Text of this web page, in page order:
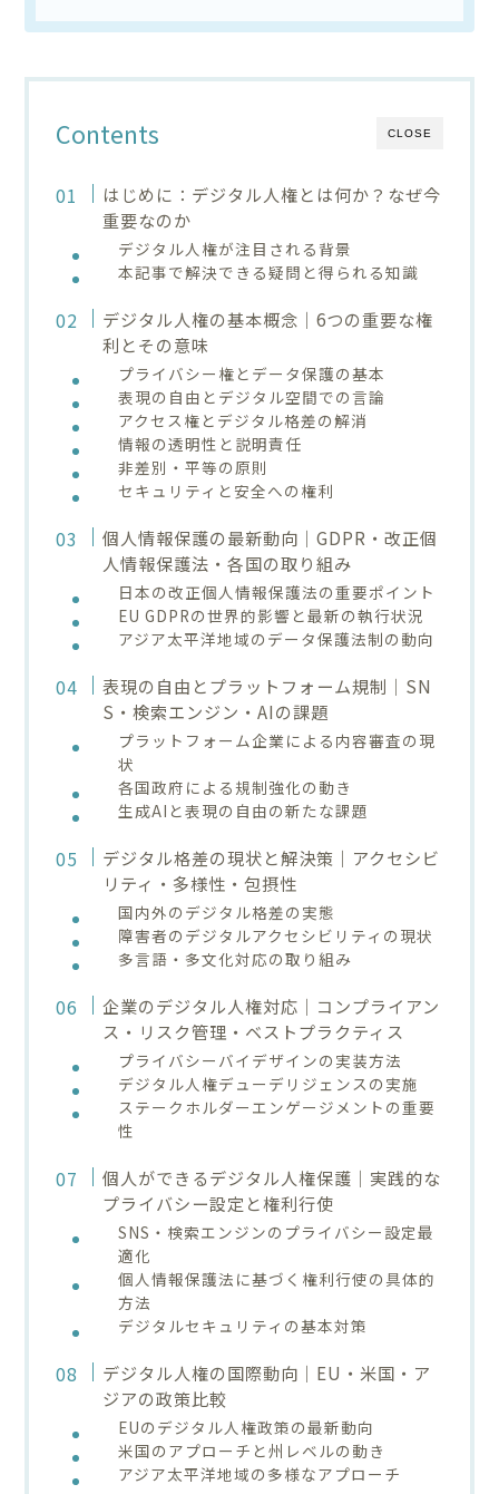
CLOSE
Contents
はじめに：デジタル人権とは何か？なぜ今
重要なのか
デジタル人権が注目される背景
本記事で解決できる疑問と得られる知識
デジタル人権の基本概念｜6つの重要な権
利とその意味
プライバシー権とデータ保護の基本
表現の自由とデジタル空間での言論
アクセス権とデジタル格差の解消
情報の透明性と説明責任
非差別・平等の原則
セキュリティと安全への権利
個人情報保護の最新動向｜GDPR・改正個
人情報保護法・各国の取り組み
日本の改正個人情報保護法の重要ポイント
EU GDPRの世界的影響と最新の執行状況
アジア太平洋地域のデータ保護法制の動向
表現の自由とプラットフォーム規制｜SN
S・検索エンジン・AIの課題
プラットフォーム企業による内容審査の現
状
各国政府による規制強化の動き
生成AIと表現の自由の新たな課題
デジタル格差の現状と解決策｜アクセシビ
リティ・多様性・包摂性
国内外のデジタル格差の実態
障害者のデジタルアクセシビリティの現状
多言語・多文化対応の取り組み
企業のデジタル人権対応｜コンプライアン
ス・リスク管理・ベストプラクティス
プライバシーバイデザインの実装方法
デジタル人権デューデリジェンスの実施
ステークホルダーエンゲージメントの重要
性
個人ができるデジタル人権保護｜実践的な
プライバシー設定と権利行使
SNS・検索エンジンのプライバシー設定最
適化
個人情報保護法に基づく権利行使の具体的
方法
デジタルセキュリティの基本対策
デジタル人権の国際動向｜EU・米国・ア
ジアの政策比較
EUのデジタル人権政策の最新動向
米国のアプローチと州レベルの動き
アジア太平洋地域の多様なアプローチ